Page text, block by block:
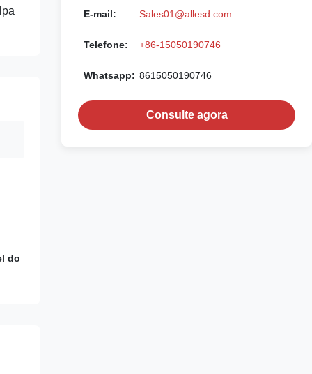
do
E-mail: Sales01@allesd.com
Telefone: +86-15050190746
Whatsapp: 8615050190746
Consulte agora